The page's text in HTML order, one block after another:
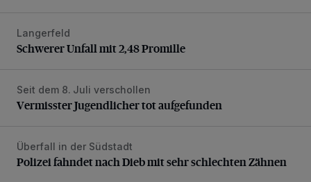
Schwerer Unfall mit 2,48 Promille
Langerfeld
Schwerer Unfall mit 2,48 Promille
Vermisster Jugendlicher tot aufgefunden
Seit dem 8. Juli verschollen
Vermisster Jugendlicher tot aufgefunden
Polizei fahndet nach Dieb mit sehr schlechten Zähnen
Überfall in der Südstadt
Polizei fahndet nach Dieb mit sehr schlechten Zähnen